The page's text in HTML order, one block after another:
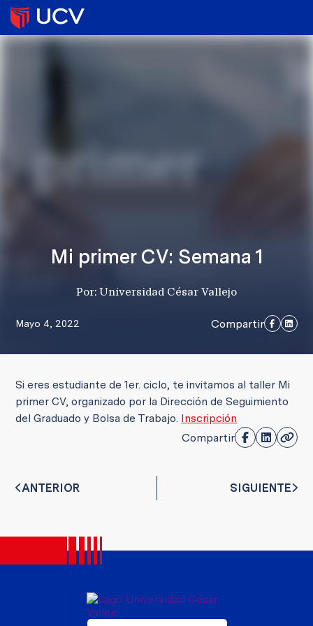
Mi primer CV: Semana 1
Por: Universidad César Vallejo
Mayo 4, 2022 Compartir
Si eres estudiante de 1er. ciclo, te invitamos al taller Mi
primer CV, organizado por la Dirección de Seguimiento
del Graduado y Bolsa de Trabajo. Inscripción
Compartir
ANTERIOR SIGUIENTE